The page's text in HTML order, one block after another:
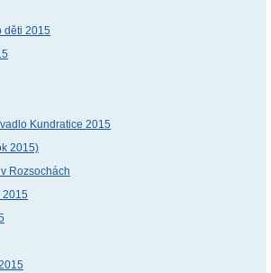
děti 2015
Kundratice 2015
2015)
Rozsochách
2015